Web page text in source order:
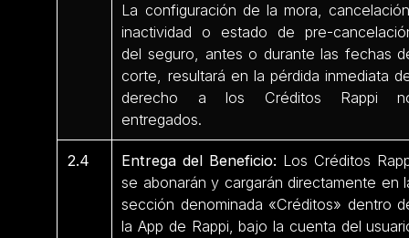
La configuración de la mora,
inactividad o estado de pre-
del seguro, antes o durante las fechas
corte, resultará en la pérdida inmediata
derecho a los Créditos Rappi
entregados.
2.4 Entrega del Beneficio: Los Créditos
se abonarán y cargarán directamente en
sección denominada «Créditos» dentro
la App de Rappi, bajo la cuenta del